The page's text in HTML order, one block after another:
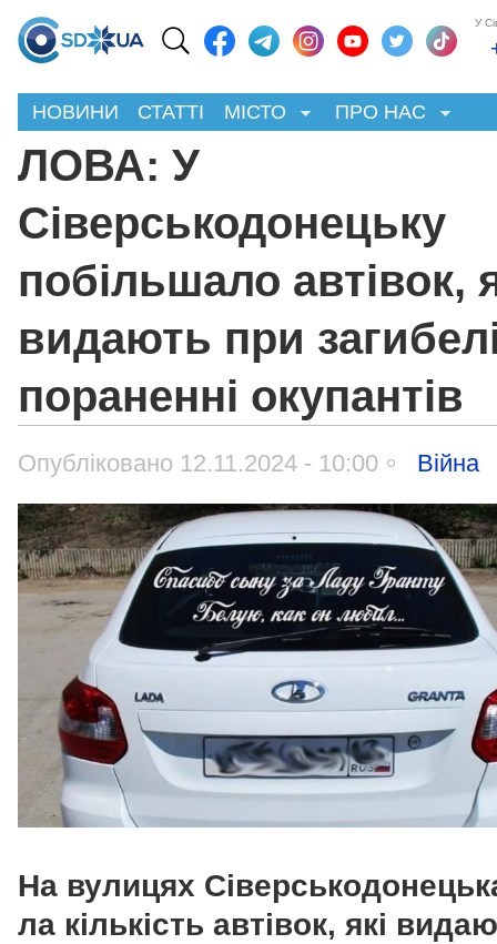
У
НОВИНИ СТАТТІ МІСТО ПРО НАС
ЛОВА: У
Сіверськодонецьку
побільшало автівок,
видають при
пораненні окупантів
Опубліковано 12.11.2024 - 10:00 Війна
На вулицях
ла кількість автівок, які